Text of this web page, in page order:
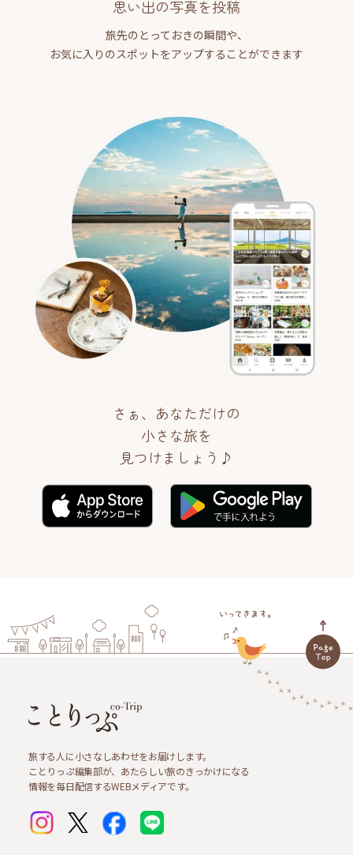
思い出の写真を投稿
旅先のとっておきの瞬間や、
お気に入りのスポットをアップすることができます
さぁ、あなただけの
小さな旅を
見つけましょう♪
旅する人に小さなしあわせをお届けします。
ことりっぷ編集部が、あたらしい旅のきっかけになる
情報を毎日配信するWEBメディアです。